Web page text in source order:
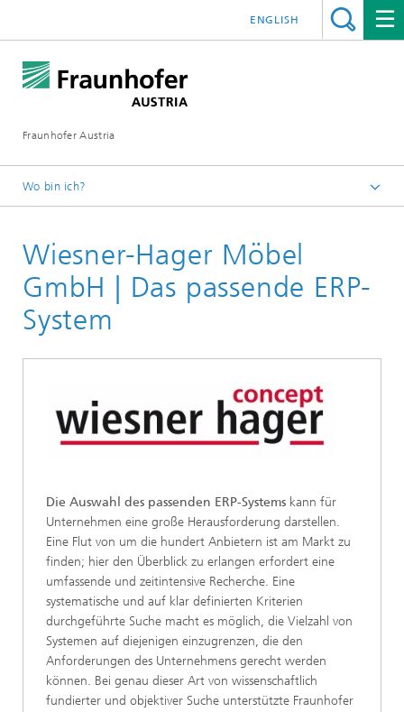
Fraunhofer Austria
ENGLISH
Wo bin ich?
Wiesner-Hager Möbel
GmbH | Das passende ERP-
System
Die Auswahl des passenden ERP-Systems kann für
Unternehmen eine große Herausforderung darstellen.
Eine Flut von um die hundert Anbietern ist am Markt zu
finden; hier den Überblick zu erlangen erfordert eine
umfassende und zeitintensive Recherche. Eine
systematische und auf klar definierten Kriterien
durchgeführte Suche macht es möglich, die Vielzahl von
Systemen auf diejenigen einzugrenzen, die den
Anforderungen des Unternehmens gerecht werden
können. Bei genau dieser Art von wissenschaftlich
fundierter und objektiver Suche unterstützte Fraunhofer